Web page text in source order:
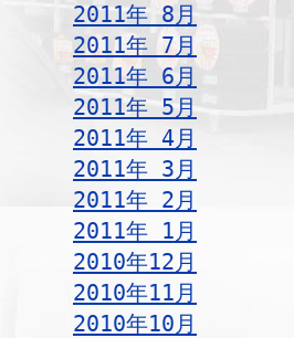
2011年 8月
2011年 7月
2011年 6月
2011年 5月
2011年 4月
2011年 3月
2011年 2月
2011年 1月
2010年12月
2010年11月
2010年10月